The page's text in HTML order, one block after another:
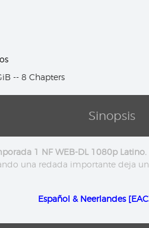
-- 8 Chapters
Sinopsis
1 NF WEB-DL 1080p Latino.
una redada importante deja
Español & Neerlandes